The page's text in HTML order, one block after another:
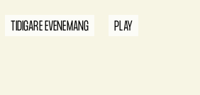
TIDIGARE EVENEMANG PLAY